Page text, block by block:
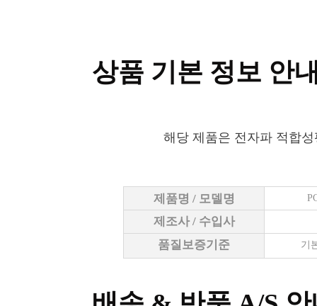
상품 기본 정보 안
해당 제품은 전자파 적합
제품명 / 모델명
제조사 / 수입사
품질보증기준
기